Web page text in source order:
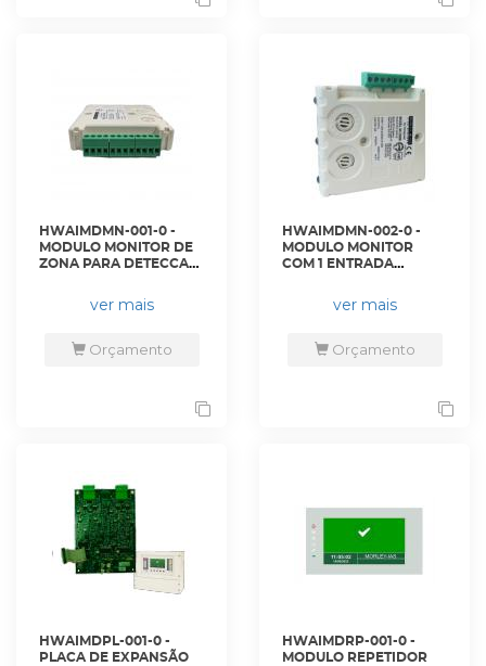
HWAIMDMN-001-0 -
MODULO MONITOR DE
ZONA PARA DETECCAO
INTRINSECOS - MI-
DCZRME - HONEYWELL
ver mais
Orçamento
HWAIMDMN-002-0 -
MODULO MONITOR
COM 1 ENTRADA
PROTOCOLO HMI -
MI/DMMIE -ver mais
Orçamento
HWAIMDPL-001-0 -
PLACA DE EXPANSÃO
HWAIMDRP-001-0 -
MODULO REPETIDOR